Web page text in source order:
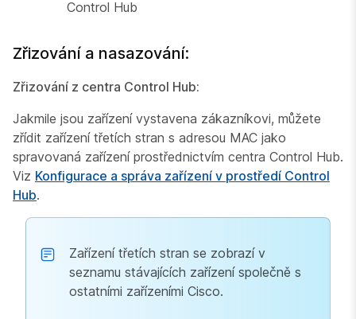
Control Hub
Zřizování a nasazování:
Zřizování z centra Control Hub:
Jakmile jsou zařízení vystavena zákazníkovi, můžete
zřídit zařízení třetích stran s adresou MAC jako
spravovaná zařízení prostřednictvím centra Control Hub.
Viz Konfigurace a správa zařízení v prostředí Control
Hub.
Zařízení třetích stran se zobrazí v
seznamu stávajících zařízení společně s
ostatními zařízeními Cisco.